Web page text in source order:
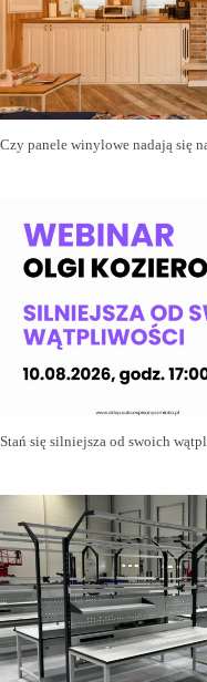
Czy panele winylowe nadają się
Stań się silniejsza od swoich